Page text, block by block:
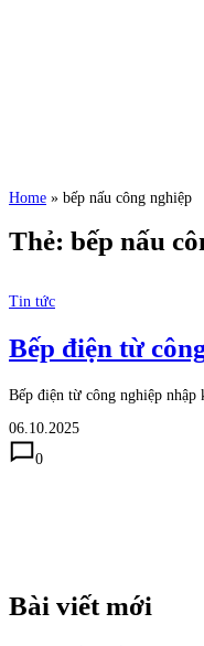
Home » bếp nấu công nghiệp
Thẻ: bếp nấu
Tin tức
Bếp điện từ
Bếp điện từ công nghiệp nhập
06.10.2025
0
Bài viết mới